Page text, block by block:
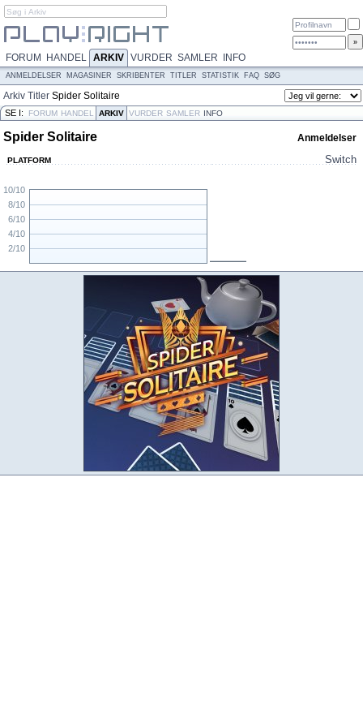
FORUM HANDEL ARKIV VURDER SAMLER INFO
ANMELDELSER MAGASINER SKRIBENTER TITLER STATISTIK FAQ SØG
Arkiv Titler Spider Solitaire
SE I: FORUM HANDEL ARKIV VURDER SAMLER INFO
Spider Solitaire Anmeldelser
PLATFORM Switch
2/10
4/10
6/10
8/10
10/10
N/A